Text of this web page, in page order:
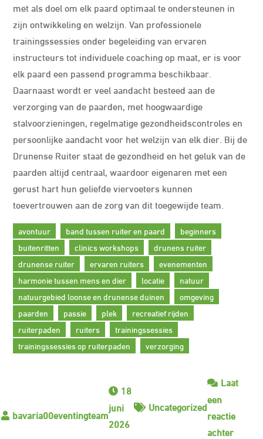
met als doel om elk paard optimaal te ondersteunen in
zijn ontwikkeling en welzijn. Van professionele
trainingssessies onder begeleiding van ervaren
instructeurs tot individuele coaching op maat, er is voor
elk paard een passend programma beschikbaar.
Daarnaast wordt er veel aandacht besteed aan de
verzorging van de paarden, met hoogwaardige
stalvoorzieningen, regelmatige gezondheidscontroles en
persoonlijke aandacht voor het welzijn van elk dier. Bij de
Drunense Ruiter staat de gezondheid en het geluk van de
paarden altijd centraal, waardoor eigenaren met een
gerust hart hun geliefde viervoeters kunnen
toevertrouwen aan de zorg van dit toegewijde team.
avontuur band tussen ruiter en paard
beginners
buitenritten
clinics workshops
drunens ruiter
drunense ruiter
ervaren ruiters
evenementen
harmonie tussen mens en dier
locatie
natuur
natuurgebied loonse en drunense duinen
omgeving
paarden
passie plek
recreatief rijden
ruiterpaden
ruiters
trainingssessies
trainingssessies op ruiterpaden
verzorging
18
juni
2026
Uncategorized
Laat
een
reactie
achterop